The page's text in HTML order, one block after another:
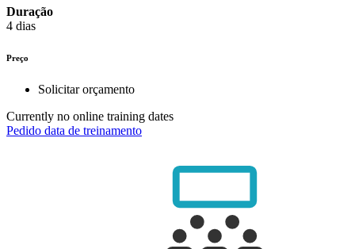
Duração
4 dias
Preço
Solicitar orçamento
Currently no online training dates
Pedido data de treinamento